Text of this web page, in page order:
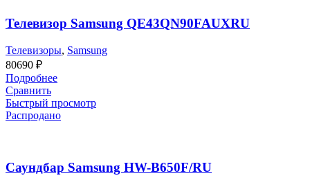
Телевизор Samsung QE43QN90FAUXRU
Телевизоры, Samsung
80690 ₽
Подробнее
Сравнить
Быстрый просмотр
Распродано
Саундбар Samsung HW-B650F/RU